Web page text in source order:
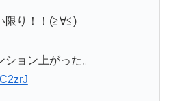
限り！！(≧∀≦)
ョン上がった。